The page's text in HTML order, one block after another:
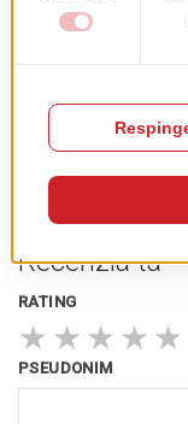
Amenajare
Acest produs nu are
Recenzia ta
RATING
★ ★ ★ ★ ★
PSEUDONIM